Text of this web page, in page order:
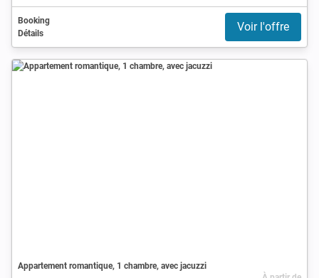
Booking
Détails
Voir l'offre
Appartement romantique, 1 chambre, avec jacuzzi